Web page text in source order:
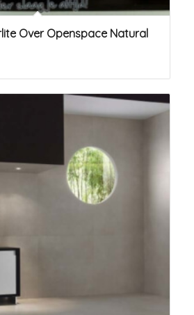
Over Openspace Natural